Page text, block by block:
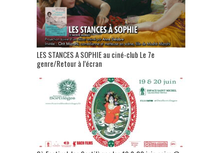
LES STANCES A SOPHIE au ciné-club Le 7e
genre/Retour à l’écran